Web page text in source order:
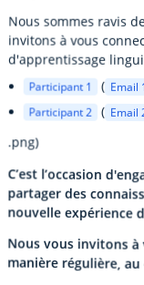
Nous sommes ravis
invitons à vous
d'apprentissage
Participant 1 ( Email
Participant 2 ( Email
.png)
C’est l’occasion
partager des
nouvelle expérience
Nous vous invitons
manière régulière,